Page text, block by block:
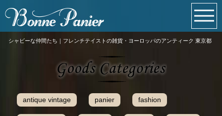
シャビーな仲間たち｜フレンチテイストの雑貨・ヨーロッパのアンティーク 東京都
antique vintage panier fashion